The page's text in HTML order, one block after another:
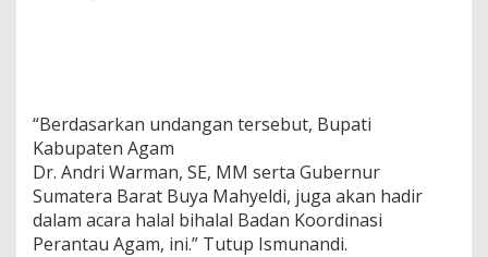
“Berdasarkan undangan tersebut, Bupati
Kabupaten Agam
Dr. Andri Warman, SE, MM serta Gubernur
Sumatera Barat Buya Mahyeldi, juga akan hadir
dalam acara halal bihalal Badan Koordinasi
Perantau Agam, ini.” Tutup Ismunandi.